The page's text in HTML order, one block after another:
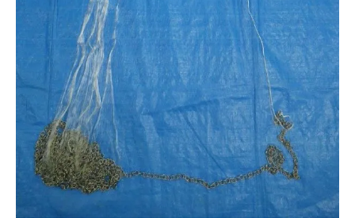
屋外防犯・監視カメ
（SDカード録画）
ICT・IoT機器
知・遠隔監視）
金網柵（ワイヤーメッシ
ュ柵等）
箱わな（イノシシ・シ
カ・サル等）
くくり罠
（イノシシ・
シカ等）
苗木食害防止材
忌避用品
漁網